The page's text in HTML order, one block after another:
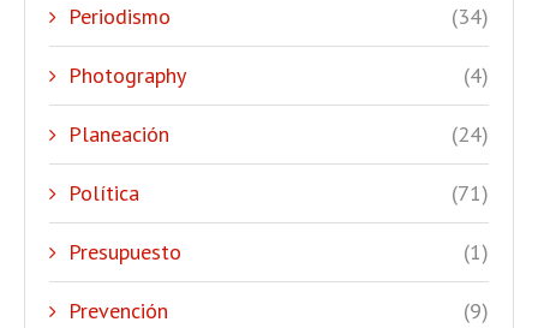
Periodismo (34)
Photography (4)
Planeación (24)
Política (71)
Presupuesto (1)
Prevención (9)